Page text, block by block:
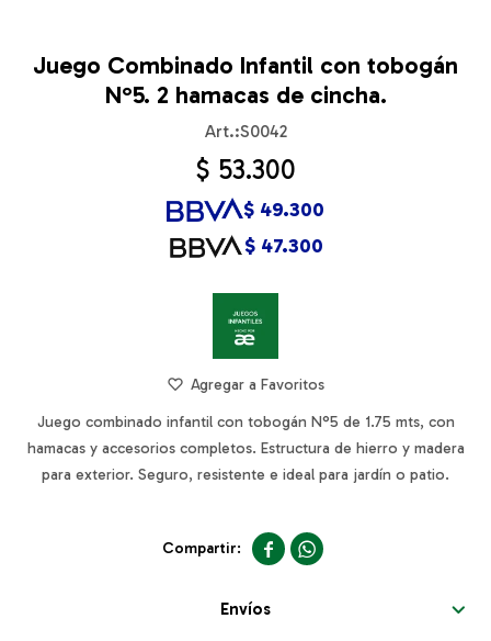
Juego Combinado Infantil con tobogán
N°5. 2 hamacas de cincha.
S0042
$ 53.300
$ 47.300
$ 49.300
Juego combinado infantil con tobogán N°5 de 1.75 mts, con
hamacas y accesorios completos. Estructura de hierro y madera
para exterior. Seguro, resistente e ideal para jardín o patio.
 
Envíos